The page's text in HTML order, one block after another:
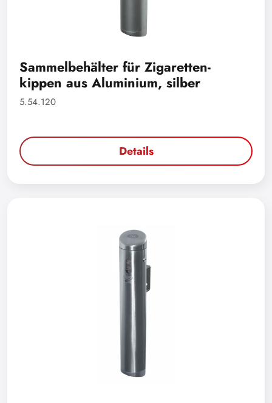
Sammelbehälter für Zigaretten-
kippen aus Aluminium, silber
5.54.120
Details